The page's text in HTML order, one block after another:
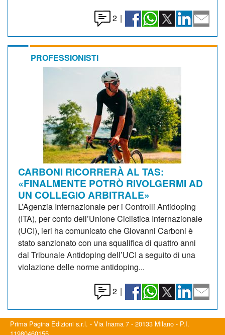
2 |
PROFESSIONISTI
CARBONI RICORRERÀ AL TAS:
«FINALMENTE POTRÒ RIVOLGERMI AD
UN COLLEGIO ARBITRALE»
L’Agenzia Internazionale per i Controlli Antidoping
(ITA), per conto dell’Unione Ciclistica Internazionale
(UCI), ieri ha comunicato che Giovanni Carboni è
stato sanzionato con una squalifica di quattro anni
dal Tribunale Antidoping dell’UCI a seguito di una
violazione delle norme antidoping...
2 |
Prima Pagina Edizioni s.r.l. - Via Inama 7 - 20133 Milano - P.I.
11980460155